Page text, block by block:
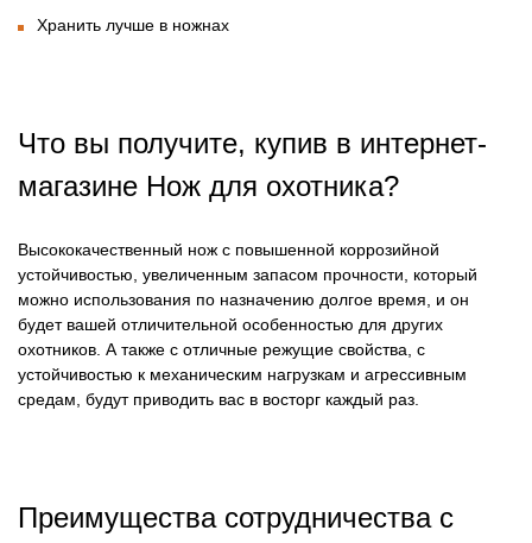
Хранить лучше в ножнах
Что вы получите, купив в интернет-
магазине Нож для охотника?
Высококачественный нож с повышенной коррозийной
устойчивостью, увеличенным запасом прочности, который
можно использования по назначению долгое время, и он
будет вашей отличительной особенностью для других
охотников. А также с отличные режущие свойства, с
устойчивостью к механическим нагрузкам и агрессивным
средам, будут приводить вас в восторг каждый раз.
Преимущества сотрудничества с